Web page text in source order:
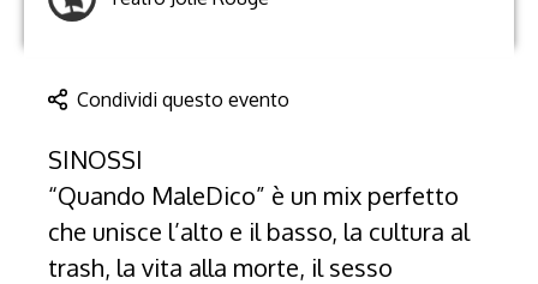
Condividi questo evento
SINOSSI
“Quando MaleDico” è un mix perfetto
che unisce l’alto e il basso, la cultura al
trash, la vita alla morte, il sesso